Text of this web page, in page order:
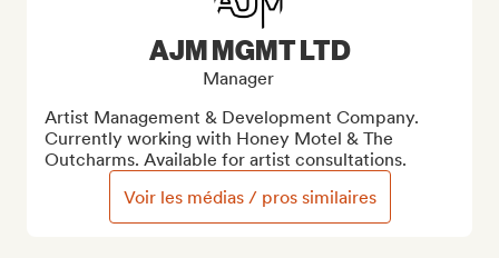
AJM MGMT LTD
Manager
Artist Management & Development Company.
Currently working with Honey Motel & The
Outcharms. Available for artist consultations.
Voir les médias / pros similaires